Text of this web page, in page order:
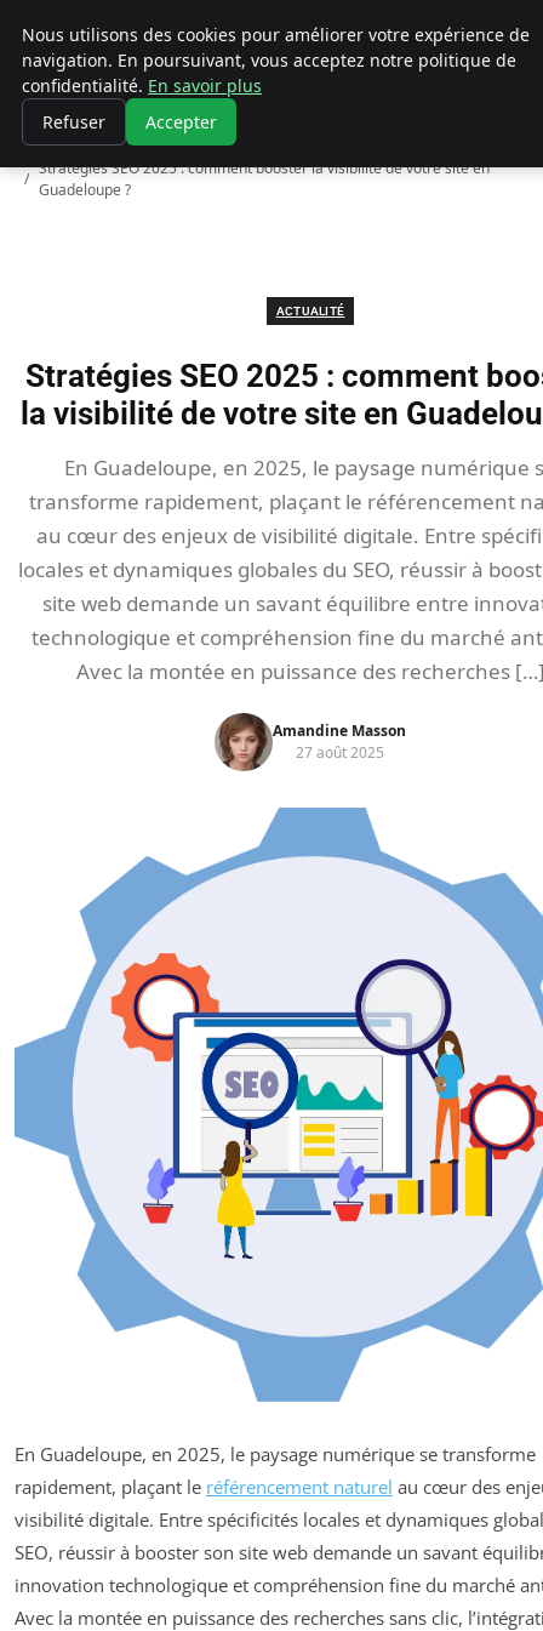
Chasseur De Tête
Accueil
Actualité
Stratégies SEO 2025 : comment booster la visibilité de votre site en
Guadeloupe ?
ACTUALITÉ
Stratégies SEO 2025 : comment
la visibilité de votre site en
En Guadeloupe, en 2025, le paysage numérique
transforme rapidement, plaçant le référencement
au cœur des enjeux de visibilité digitale. Entre
locales et dynamiques globales du SEO, réussir à
site web demande un savant équilibre entre
technologique et compréhension fine du marché
Avec la montée en puissance des recherches
Amandine Masson
27 août 2025
En Guadeloupe, en 2025, le paysage numérique se transforme
rapidement, plaçant le référencement naturel au cœur des
visibilité digitale. Entre spécificités locales et dynamiques
SEO, réussir à booster son site web demande un savant
innovation technologique et compréhension fine du marché
Avec la montée en puissance des recherches sans clic,
Nous utilisons des cookies pour améliorer votre expérience de
navigation. En poursuivant, vous acceptez notre politique de
confidentialité. En savoir plus
Refuser
Accepter